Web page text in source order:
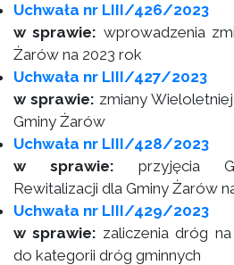
Uchwała nr LIII/426/2023
w sprawie: wprowadzenia
Żarów na 2023 rok
Uchwała nr LIII/427/2023
w sprawie: zmiany
Gminy Żarów
Uchwała nr LIII/428/2023
w sprawie: przyjęcia
Rewitalizacji dla Gminy Żarów
Uchwała nr LIII/429/2023
w sprawie: zaliczenia dróg
do kategorii dróg gminnych